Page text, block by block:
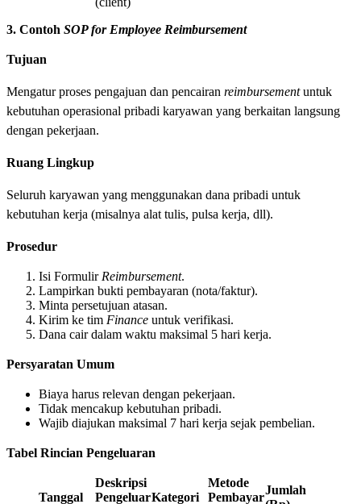
3. Contoh SOP for Employee Reimbursement
Tujuan
Mengatur proses pengajuan dan pencairan reimbursementuntuk
kebutuhan operasional pribadi karyawan yang berkaitan langsung
dengan pekerjaan.
Ruang Lingkup
Seluruh karyawan yang menggunakan dana pribadi untuk
kebutuhan kerja (misalnya alat tulis, pulsa kerja, dll).
Prosedur
Isi Formulir Reimbursement.
Lampirkan bukti pembayaran (nota/faktur).
Minta persetujuan atasan.
Kirim ke tim Finance untuk verifikasi.
Dana cair dalam waktu maksimal 5 hari kerja.
Persyaratan Umum
Biaya harus relevan dengan pekerjaan.
Tidak mencakup kebutuhan pribadi.
Wajib diajukan maksimal 7 hari kerja sejak pembelian.
Tabel Rincian Pengeluaran
Tanggal
Deskripsi
PengeluarKategori
Metode
Pembayar
Jumlah